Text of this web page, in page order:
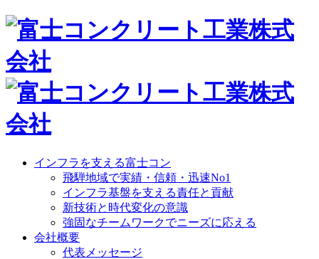
インフラを支える富士コン
飛騨地域で実績・信頼・迅速No1
インフラ基盤を支える責任と貢献
新技術と時代変化の意識
強固なチームワークでニーズに応える
会社概要
代表メッセージ